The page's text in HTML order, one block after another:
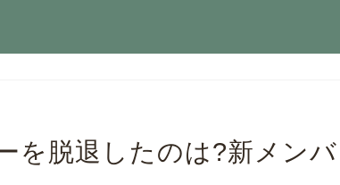
を脱退したのは?新メンバ